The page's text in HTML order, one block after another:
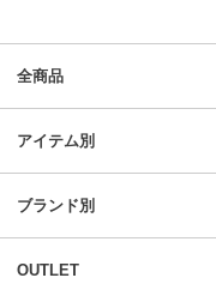
全商品
アイテム別
ブランド別
OUTLET